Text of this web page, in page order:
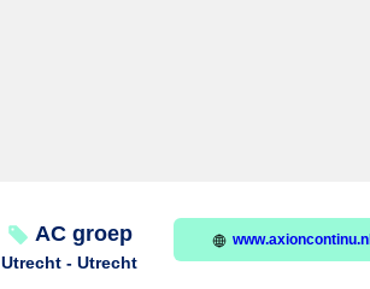
AC groep
Utrecht - Utrecht
www.axioncontinu.nl